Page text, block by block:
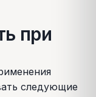
при
следующие